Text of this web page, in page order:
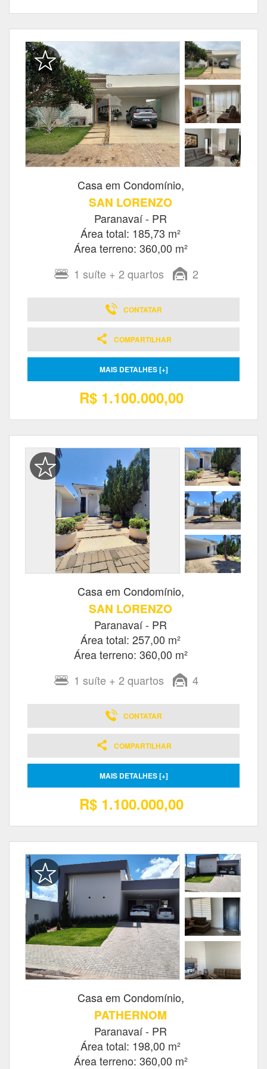
Casa em Condomínio,
SAN LORENZO
Paranavaí - PR
Área total: 185,73 m²
Área terreno: 360,00 m²
1 suíte + 2 quartos 2
CONTATAR
COMPARTILHAR
MAIS DETALHES [+]
R$ 1.100.000,00
Casa em Condomínio,
SAN LORENZO
Paranavaí - PR
Área total: 257,00 m²
Área terreno: 360,00 m²
1 suíte + 2 quartos 4
CONTATAR
COMPARTILHAR
MAIS DETALHES [+]
R$ 1.100.000,00
Casa em Condomínio,
PATHERNOM
Paranavaí - PR
Área total: 198,00 m²
Área terreno: 360,00 m²